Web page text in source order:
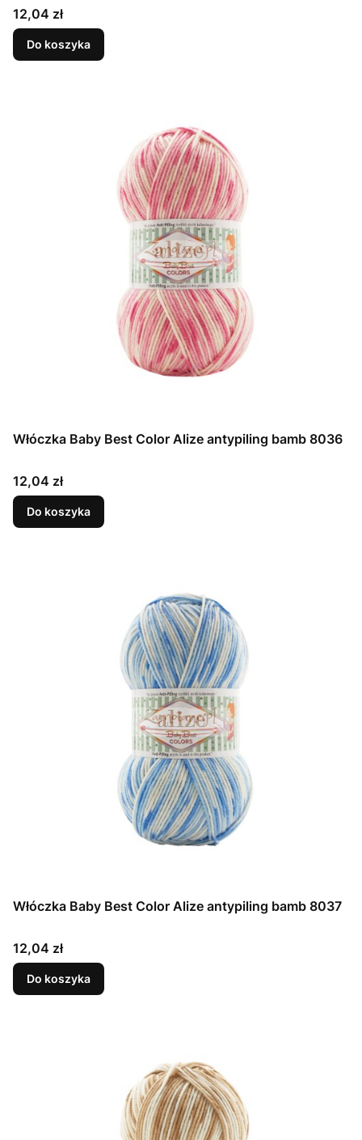
Cena
12,04 zł
Do koszyka
Włóczka Baby Best Color Alize antypiling bamb 8036
Cena
12,04 zł
Do koszyka
Włóczka Baby Best Color Alize antypiling bamb 8037
Cena
12,04 zł
Do koszyka